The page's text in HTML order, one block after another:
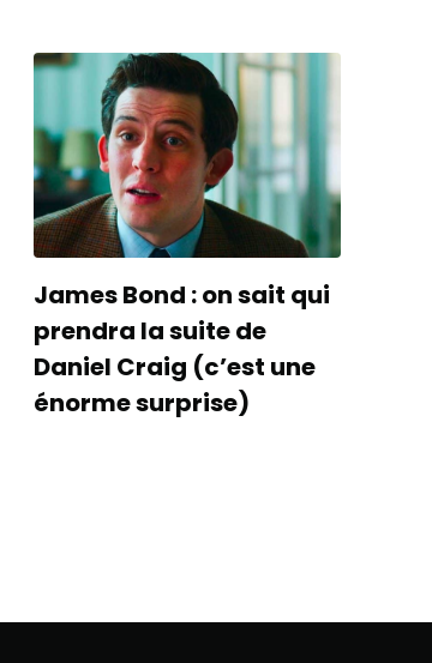
James Bond : on sait qui
prendra la suite de
Daniel Craig (c’est une
énorme surprise)